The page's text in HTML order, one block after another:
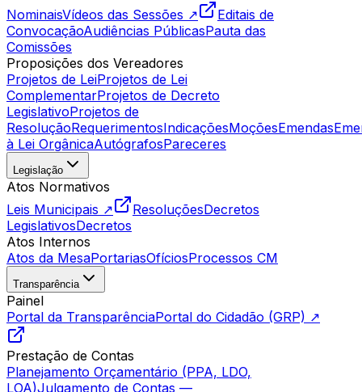
NominaisVídeos das Sessões ↗
Editais de
ConvocaçãoAudiências PúblicasPauta das
Comissões
Proposições dos Vereadores
Projetos de LeiProjetos de Lei
ComplementarProjetos de Decreto
LegislativoProjetos de
ResoluçãoRequerimentosIndicaçõesMoçõesEmendas
à Lei OrgânicaAutógrafosPareceres
Legislação
Atos Normativos
Leis Municipais ↗
ResoluçõesDecretos
LegislativosDecretos
Atos Internos
Atos da MesaPortariasOfíciosProcessos CM
Transparência
Painel
Portal da TransparênciaPortal do Cidadão (GRP) ↗
Prestação de Contas
Planejamento Orçamentário (PPA, LDO,
LOA)Julgamento de Contas —